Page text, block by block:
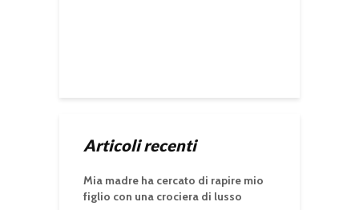
Articoli recenti
Mia madre ha cercato di rapire mio
figlio con una crociera di lusso